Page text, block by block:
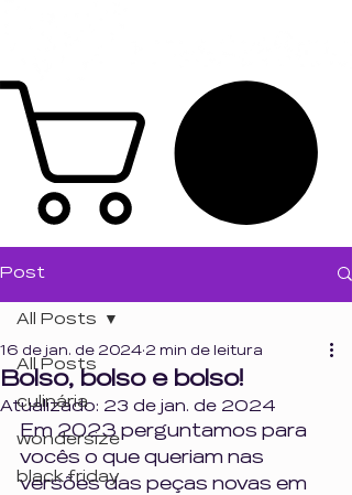
Post
All Posts
culinária
wondersize
black friday
All Posts
Bolso, bolso e bolso!
16 de jan. de 2024 2 min de leitura
Atualizado: 23 de jan. de 2024
Em 2023 perguntamos para
vocês o que queriam nas
versões das peças novas em